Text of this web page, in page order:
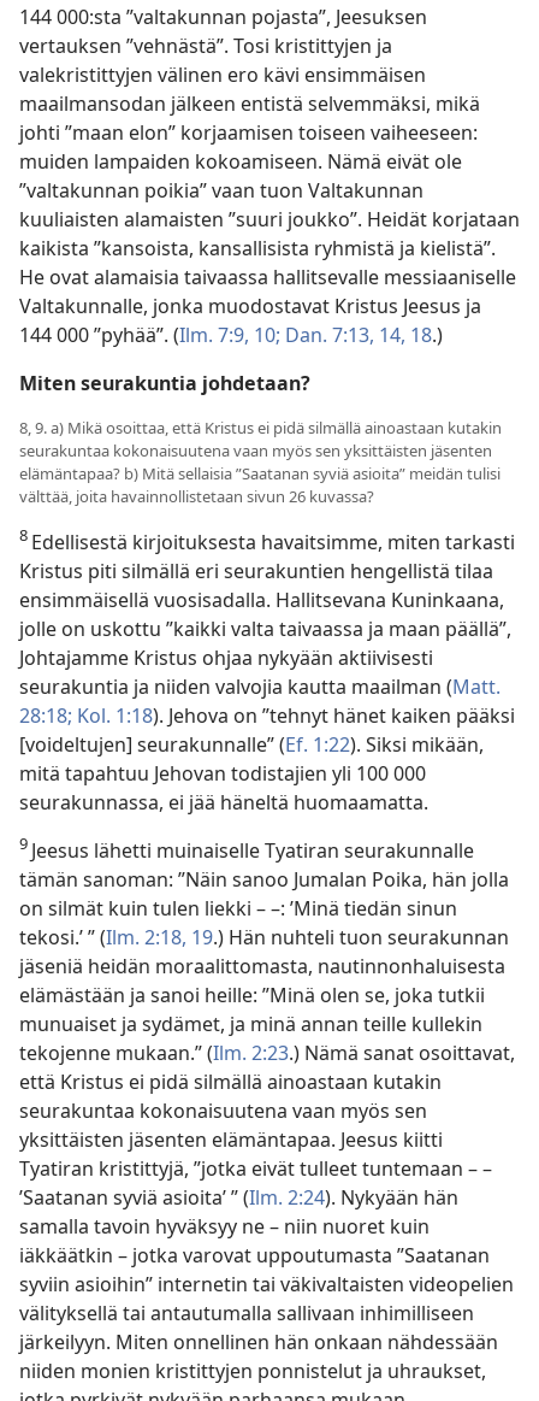
144 000:sta ”valtakunnan pojasta”, Jeesuksen
vertauksen ”vehnästä”. Tosi kristittyjen ja
valekristittyjen välinen ero kävi ensimmäisen
maailmansodan jälkeen entistä selvemmäksi, mikä
johti ”maan elon” korjaamisen toiseen vaiheeseen:
muiden lampaiden kokoamiseen. Nämä eivät ole
”valtakunnan poikia” vaan tuon Valtakunnan
kuuliaisten alamaisten ”suuri joukko”. Heidät korjataan
kaikista ”kansoista, kansallisista ryhmistä ja kielistä”.
He ovat alamaisia taivaassa hallitsevalle messiaaniselle
Valtakunnalle, jonka muodostavat Kristus Jeesus ja
144 000 ”pyhää”. (Ilm. 7:9, 10; Dan. 7:13, 14, 18.)
Miten seurakuntia johdetaan?
8, 9. a) Mikä osoittaa, että Kristus ei pidä silmällä ainoastaan kutakin
seurakuntaa kokonaisuutena vaan myös sen yksittäisten jäsenten
elämäntapaa? b) Mitä sellaisia ”Saatanan syviä asioita” meidän tulisi
välttää, joita havainnollistetaan sivun 26 kuvassa?
8 Edellisestä kirjoituksesta havaitsimme, miten tarkasti
Kristus piti silmällä eri seurakuntien hengellistä tilaa
ensimmäisellä vuosisadalla. Hallitsevana Kuninkaana,
jolle on uskottu ”kaikki valta taivaassa ja maan päällä”,
Johtajamme Kristus ohjaa nykyään aktiivisesti
seurakuntia ja niiden valvojia kautta maailman (Matt.
28:18; Kol. 1:18). Jehova on ”tehnyt hänet kaiken pääksi
[voideltujen] seurakunnalle” (Ef. 1:22). Siksi mikään,
mitä tapahtuu Jehovan todistajien yli 100 000
seurakunnassa, ei jää häneltä huomaamatta.
9 Jeesus lähetti muinaiselle Tyatiran seurakunnalle
tämän sanoman: ”Näin sanoo Jumalan Poika, hän jolla
on silmät kuin tulen liekki – –: ’Minä tiedän sinun
tekosi.’ ” (Ilm. 2:18, 19.) Hän nuhteli tuon seurakunnan
jäseniä heidän moraalittomasta, nautinnonhaluisesta
elämästään ja sanoi heille: ”Minä olen se, joka tutkii
munuaiset ja sydämet, ja minä annan teille kullekin
tekojenne mukaan.” (Ilm. 2:23.) Nämä sanat osoittavat,
että Kristus ei pidä silmällä ainoastaan kutakin
seurakuntaa kokonaisuutena vaan myös sen
yksittäisten jäsenten elämäntapaa. Jeesus kiitti
Tyatiran kristittyjä, ”jotka eivät tulleet tuntemaan – –
’Saatanan syviä asioita’ ” (Ilm. 2:24). Nykyään hän
samalla tavoin hyväksyy ne – niin nuoret kuin
iäkkäätkin – jotka varovat uppoutumasta ”Saatanan
syviin asioihin” internetin tai väkivaltaisten videopelien
välityksellä tai antautumalla sallivaan inhimilliseen
järkeilyyn. Miten onnellinen hän onkaan nähdessään
niiden monien kristittyjen ponnistelut ja uhraukset,